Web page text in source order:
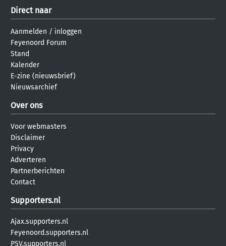
Direct naar
Aanmelden / inloggen
Feyenoord Forum
Stand
Kalender
E-zine (nieuwsbrief)
Nieuwsarchief
Over ons
Voor webmasters
Disclaimer
Privacy
Adverteren
Partnerberichten
Contact
Supporters.nl
Ajax.supporters.nl
Feyenoord.supporters.nl
PSV.supporters.nl